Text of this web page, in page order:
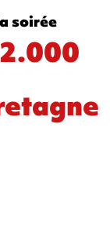
soirée